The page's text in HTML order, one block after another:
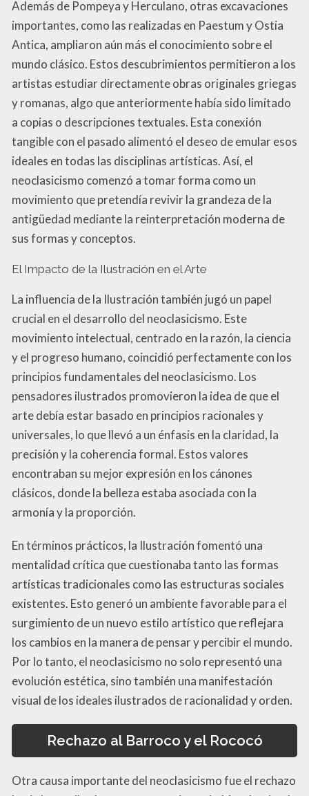
Además de Pompeya y Herculano, otras excavaciones
importantes, como las realizadas en Paestum y Ostia
Antica, ampliaron aún más el conocimiento sobre el
mundo clásico. Estos descubrimientos permitieron a los
artistas estudiar directamente obras originales griegas
y romanas, algo que anteriormente había sido limitado
a copias o descripciones textuales. Esta conexión
tangible con el pasado alimentó el deseo de emular esos
ideales en todas las disciplinas artísticas. Así, el
neoclasicismo comenzó a tomar forma como un
movimiento que pretendía revivir la grandeza de la
antigüedad mediante la reinterpretación moderna de
sus formas y conceptos.
El Impacto de la Ilustración en el Arte
La influencia de la Ilustración también jugó un papel
crucial en el desarrollo del neoclasicismo. Este
movimiento intelectual, centrado en la razón, la ciencia
y el progreso humano, coincidió perfectamente con los
principios fundamentales del neoclasicismo. Los
pensadores ilustrados promovieron la idea de que el
arte debía estar basado en principios racionales y
universales, lo que llevó a un énfasis en la claridad, la
precisión y la coherencia formal. Estos valores
encontraban su mejor expresión en los cánones
clásicos, donde la belleza estaba asociada con la
armonía y la proporción.
En términos prácticos, la Ilustración fomentó una
mentalidad crítica que cuestionaba tanto las formas
artísticas tradicionales como las estructuras sociales
existentes. Esto generó un ambiente favorable para el
surgimiento de un nuevo estilo artístico que reflejara
los cambios en la manera de pensar y percibir el mundo.
Por lo tanto, el neoclasicismo no solo representó una
evolución estética, sino también una manifestación
visual de los ideales ilustrados de racionalidad y orden.
Rechazo al Barroco y el Rococó
Otra causa importante del neoclasicismo fue el rechazo